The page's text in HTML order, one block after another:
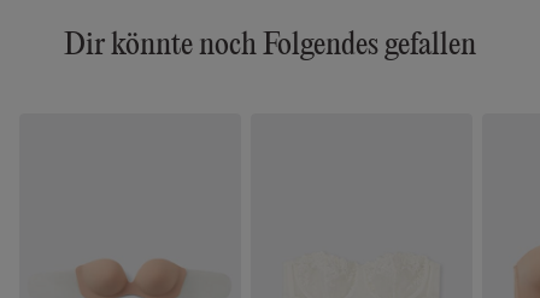
Dir könnte noch Folgendes gefallen